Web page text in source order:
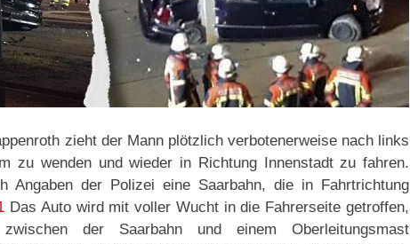
zieht der Mann plötzlich verbotenerweise nach links
zu wenden und wieder in Richtung Innenstadt zu fahren.
Angaben der Polizei eine Saarbahn, die in Fahrtrichtung
Das Auto wird mit voller Wucht in die Fahrerseite getroffen,
der Saarbahn und einem Oberleitungsmast